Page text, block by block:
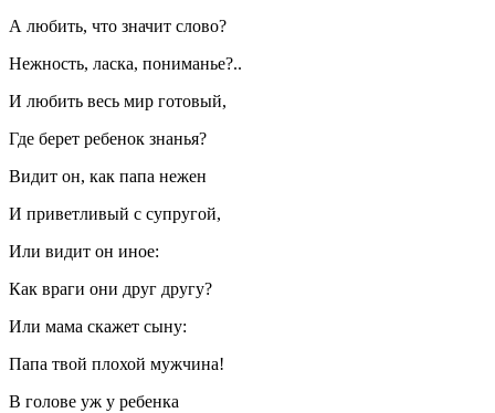
А любить, что значит слово?
Нежность, ласка, пониманье?..
И любить весь мир готовый,
Где берет ребенок знанья?
Видит он, как папа нежен
И приветливый с супругой,
Или видит он иное:
Как враги они друг другу?
Или мама скажет сыну:
Папа твой плохой мужчина!
В голове уж у ребенка